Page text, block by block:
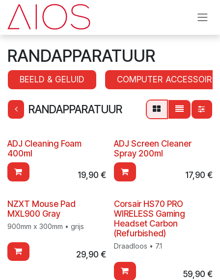
Se rendre au contenu
RANDAPPARATUUR
BEELD & GELUID COMPUTER
RANDAPPARATUUR
ADJ Cleaning Foam
400ml
19,90 €
ADJ Screen Cleaner
Spray 200ml
17,90 €
NZXT Mouse Pad
MXL900 Gray
900mm x 300mm • grijs
29,90 €
Corsair HS70 PRO
WIRELESS Gaming
Headset Carbon
(Refurbished)
Draadloos • 7.1
59,90 €